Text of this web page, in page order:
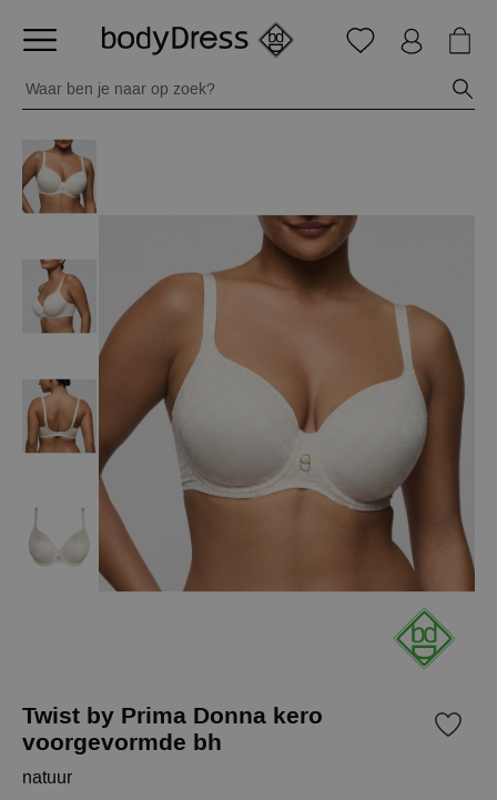
Twist by Prima Donna kero
voorgevormde bh
natuur